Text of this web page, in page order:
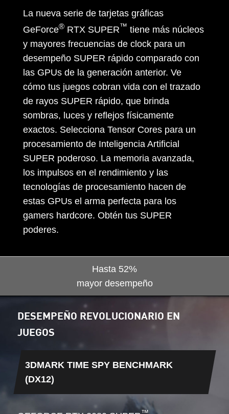
La nueva serie de tarjetas gráficas
GeForce®RTX SUPER™ tiene más núcleos
y mayores frecuencias de clock para un
desempeño SUPER rápido comparado con
las GPUs de la generación anterior. Ve
cómo tus juegos cobran vida con el trazado
de rayos SUPER rápido, que brinda
sombras, luces y reflejos físicamente
exactos. Selecciona Tensor Cores para un
procesamiento de Inteligencia Artificial
SUPER poderoso. La memoria avanzada,
los impulsos en el rendimiento y las
tecnologías de procesamiento hacen de
estas GPUs el arma perfecta para los
gamers hardcore. Obtén tus SUPER
poderes.
Hasta 52%
mayor desempeño
DESEMPEÑO REVOLUCIONARIO EN
JUEGOS
3DMARK TIME SPY BENCHMARK
(DX12)